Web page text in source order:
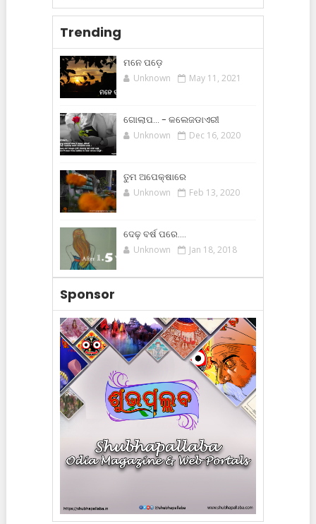
Trending
ମନେ ପଡ଼େ
Unknown May 11, 2021
ଗୋଲାପ... - କଲେଜଡାଏରୀ
Unknown Dec 16, 2020
ତୁମ ଅପେକ୍ଷାରେ
Unknown Feb 13, 2020
ଦେଢ଼ ବର୍ଷ ପରେ....
Unknown Jan 18, 2018
Sponsor